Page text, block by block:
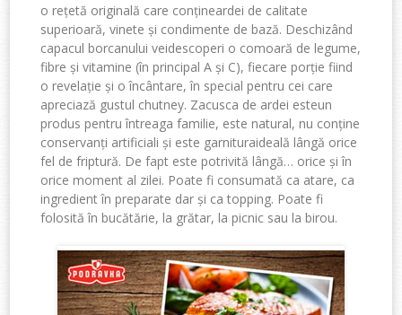
o rețetă originală care conțineardei de calitate
superioară,vinete și condimente de bază. Deschizând
capacul borcanului veidescoperi o comoară de legume,
fibre și vitamine (în principalA și C),fiecare porție fiind
o revelație și oîncântare,în special pentru cei care
apreciază gustul chutney. Zacusca de ardei esteun
produs pentru întreaga familie, este natural, nu conține
conservanți artificiali și este garnituraideală lângă orice
fel defriptură. Defapt este potrivită lângă… orice și în
orice moment al zilei. Poate fi consumată ca atare, ca
ingredientîn preparate dar și ca topping. Poate fi
folosită în bucătărie, la grătar, la picnic sau la birou.